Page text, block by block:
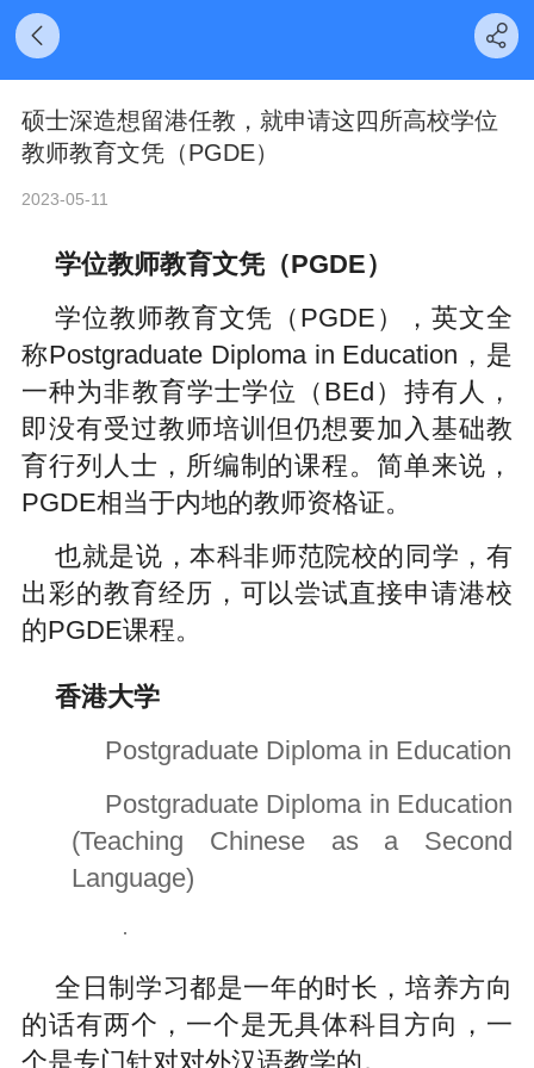
硕士深造想留港任教，就申请这四所高校学位
教师教育文凭（PGDE）
2023-05-11
学位教师教育文凭（PGDE）
学位教师教育文凭（ PGDE ），英文全
称Postgraduate Diploma in Education ，是
一种为非教育学士学位（ BEd ）持有人，
即没有受过教师培训但仍想要加入基础教
育行列人士，所编制的课程。简单来说，
PGDE相当于内地的教师资格证。
也就是说，本科非师范院校的同学，有
出彩的教育经历，可以尝试直接申请港校
的PGDE课程。
香港大学
Postgraduate Diploma in Education
Postgraduate Diploma in Education
(Teaching Chinese as a Second
Language)
·
全日制学习都是一年的时长，培养方向
的话有两个，一个是无具体科目方向，一
个是专门针对对外汉语教学的。